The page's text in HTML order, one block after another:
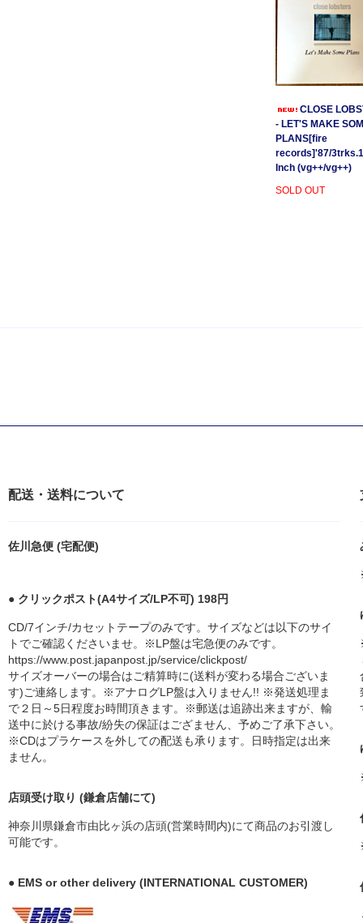
CLOSE
- LET'S MAKE
PLANS[fire
records]'87/
Inch (vg++/vg++)
SOLD OUT
配送・送料について
佐川急便 (宅配便)
● クリックポスト(A4サイズ/LP不可) 198円
CD/7インチ/カセットテープのみです。サイズなどは以下のサイ
トでご確認くださいませ。※LP盤は宅急便のみです。
https://www.post.japanpost.jp/service/clickpost/
サイズオーバーの場合はご精算時に(送料が変わる場合ございま
す)ご連絡します。※アナログLP盤は入りません!! ※発送処理ま
で２日～5日程度お時間頂きます。※郵送は追跡出来ますが、輸
送中に於ける事故/紛失の保証はござません、予めご了承下さい。
※CDはプラケースを外しての配送も承ります。日時指定は出来
ません。
店頭受け取り (鎌倉店舗にて)
神奈川県鎌倉市由比ヶ浜の店頭(営業時間内)にて商品のお引渡し
可能です。
● EMS or other delivery (INTERNATIONAL CUSTOMER)